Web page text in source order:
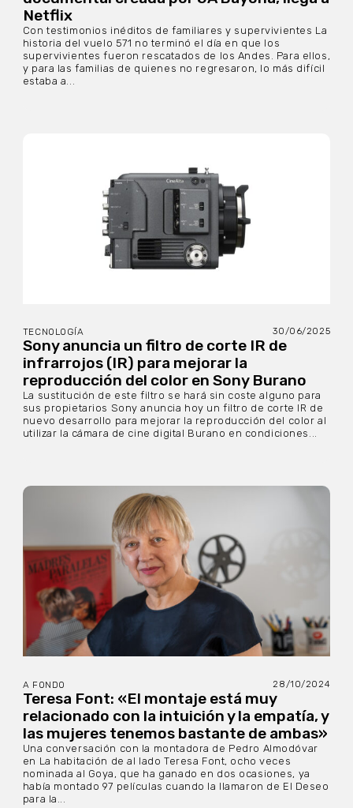
Netflix
Con testimonios inéditos de familiares y supervivientes La
historia del vuelo 571 no terminó el día en que los
supervivientes fueron rescatados de los Andes. Para ellos,
y para las familias de quienes no regresaron, lo más difícil
estaba a...
TECNOLOGÍA 30/06/2025
Sony anuncia un filtro de corte IR de
infrarrojos (IR) para mejorar la
reproducción del color en Sony Burano
La sustitución de este filtro se hará sin coste alguno para
sus propietarios Sony anuncia hoy un filtro de corte IR de
nuevo desarrollo para mejorar la reproducción del color al
utilizar la cámara de cine digital Burano en condiciones...
A FONDO 28/10/2024
Teresa Font: «El montaje está muy
relacionado con la intuición y la empatía, y
las mujeres tenemos bastante de ambas»
Una conversación con la montadora de Pedro Almodóvar
en La habitación de al lado Teresa Font, ocho veces
nominada al Goya, que ha ganado en dos ocasiones, ya
había montado 97 películas cuando la llamaron de El Deseo
para la...